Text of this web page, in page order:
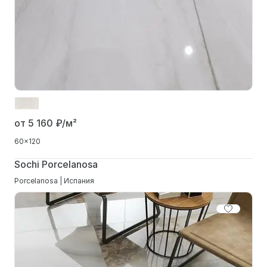
от 5 160 ₽/м²
60x120
Sochi Porcelanosa
Porcelanosa | Испания